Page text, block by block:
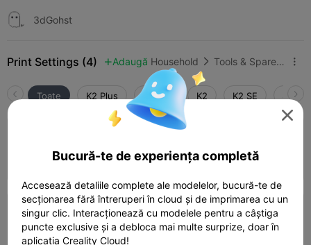
3dGohst
Print Settings (4)  Adaugă Household  Tools & Spare Parts 
Toate K2 Plus K2 Pro K2 K2 SE
 47m 26s  1 plates  10.79g
0.2mm layer, 3 walls, 15% infill
45m 46s 10.00g

Bucură-te de experiența completă
Accesează detaliile complete ale modelelor, bucură-te de
secționarea fără întreruperi în cloud și de imprimarea cu un
singur clic. Interacționează cu modelele pentru a câștiga
puncte exclusive și a debloca mai multe surprize, doar în
aplicația Creality Cloud!